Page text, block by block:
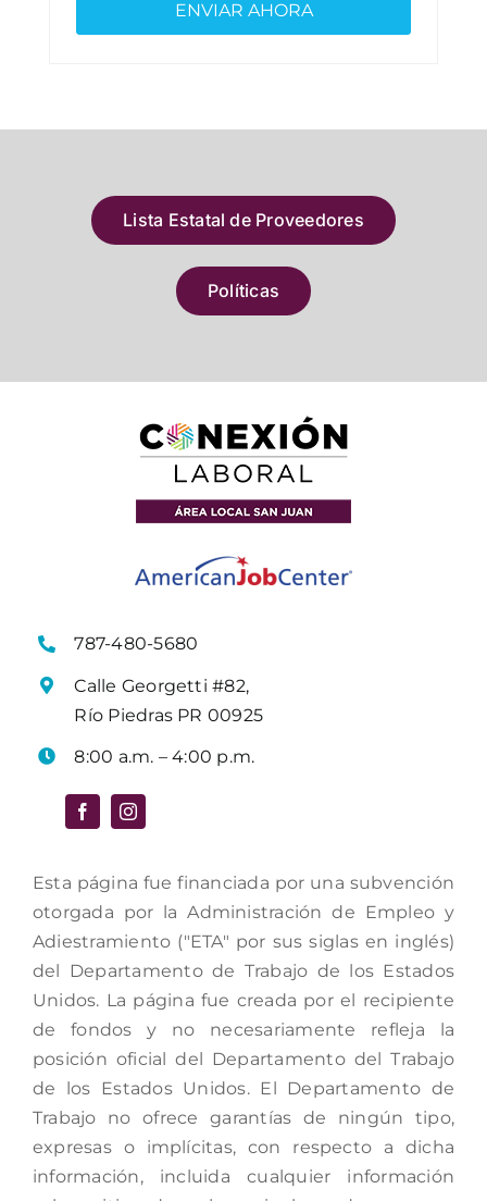
Lista Estatal de Proveedores
Políticas
787-480-5680
Calle Georgetti #82,
Río Piedras PR 00925
8:00 a.m. – 4:00 p.m.
Esta página fue financiada por una subvención
otorgada por la Administración de Empleo y
Adiestramiento ("ETA" por sus siglas en inglés)
del Departamento de Trabajo de los Estados
Unidos. La página fue creada por el recipiente
de fondos y no necesariamente refleja la
posición oficial del Departamento del Trabajo
de los Estados Unidos. El Departamento de
Trabajo no ofrece garantías de ningún tipo,
expresas o implícitas, con respecto a dicha
información, incluida cualquier información